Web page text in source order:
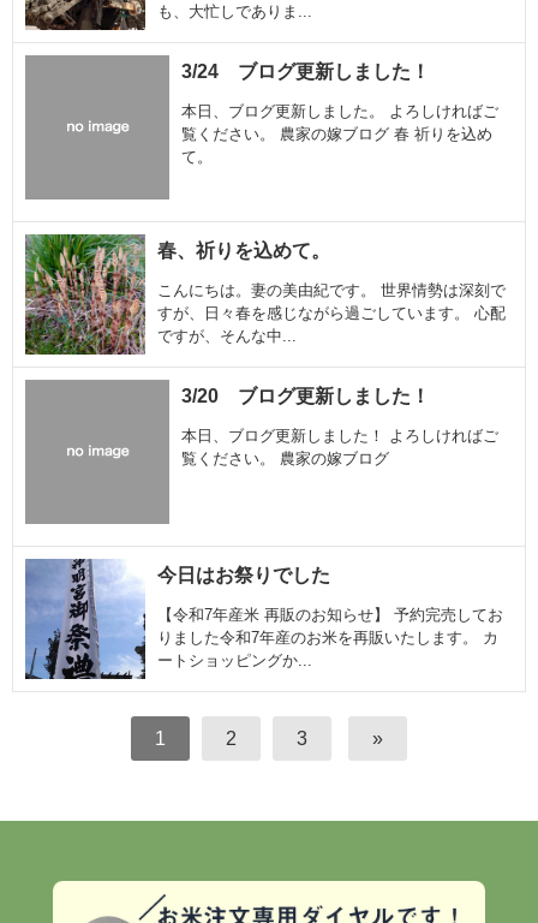
も、大忙しでありま...
3/24 ブログ更新しました！
本日、ブログ更新しました。 よろしければご
覧ください。 農家の嫁ブログ 春 祈りを込め
て。
春、祈りを込めて。
こんにちは。妻の美由紀です。 世界情勢は深刻で
すが、日々春を感じながら過ごしています。 心配
ですが、そんな中...
3/20 ブログ更新しました！
本日、ブログ更新しました！ よろしければご
覧ください。 農家の嫁ブログ
今日はお祭りでした
【令和7年産米 再販のお知らせ】 予約完売してお
りました令和7年産のお米を再販いたします。 カ
ートショッピングか...
1 2 3 »